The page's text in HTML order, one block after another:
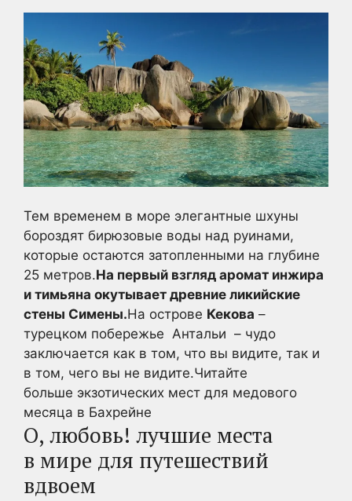
Тем временем в море элегантные шхуны
бороздят бирюзовые воды над руинами,
которые остаются затопленными на глубине
25 метров.На первый взгляд аромат инжира
и тимьяна окутывает древние ликийские
стены Симены.На острове Кекова –
турецком побережье Антальи – чудо
заключается как в том, что вы видите, так и
в том, чего вы не видите.Читайте
больше экзотических мест для медового
месяца в Бахрейне
О, любовь! лучшие места
в мире для путешествий
вдвоем